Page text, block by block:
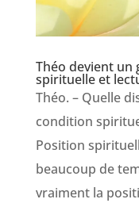
Théo devient un
spirituelle et
Théo. – Quelle
condition
Position
beaucoup de
vraiment la